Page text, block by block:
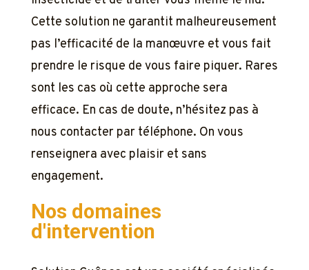
Cette solution ne garantit malheureusement
pas l’efficacité de la manœuvre et vous fait
prendre le risque de vous faire piquer. Rares
sont les cas où cette approche sera
efficace. En cas de doute, n’hésitez pas à
nous contacter par téléphone. On vous
renseignera avec plaisir et sans
engagement.
Nos domaines
d'intervention